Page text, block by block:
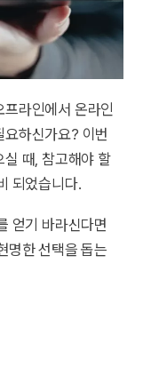
라인에서 온라인
하신가요? 이번
때, 참고해야 할
되었습니다.
얻기 바라신다면
명한 선택을 돕는